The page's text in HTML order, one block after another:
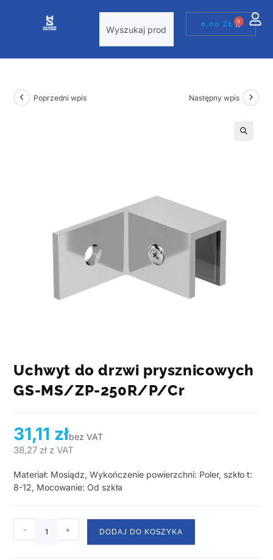
0,00ZŁ 0
Poprzedni wpis Następny wpis
Uchwyt do drzwi prysznicowych
GS-MS/ZP-250R/P/Cr
31,11 złbez VAT
38,27 zł z VAT
Materiał: Mosiądz, Wykończenie powierzchni: Poler, szkło t:
8-12, Mocowanie: Od szkła
- + DODAJ DO KOSZYKA